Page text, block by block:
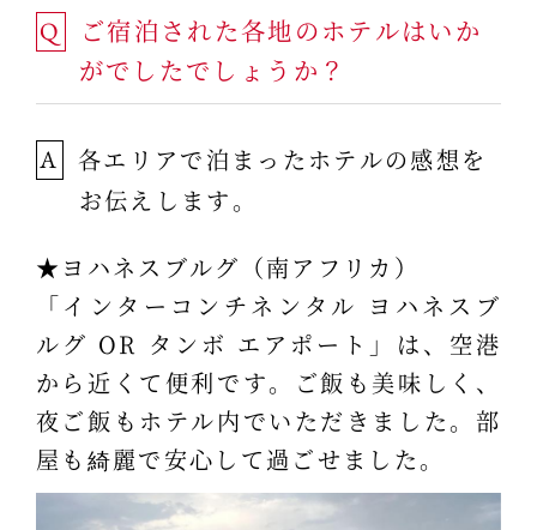
Q
ご宿泊された各地のホテルはいか
がでしたでしょうか？
A
各エリアで泊まったホテルの感想を
お伝えします。
★ヨハネスブルグ（南アフリカ）
「インターコンチネンタル ヨハネスブ
ルグ OR タンボ エアポート」は、空港
から近くて便利です。ご飯も美味しく、
夜ご飯もホテル内でいただきました。部
屋も綺麗で安心して過ごせました。